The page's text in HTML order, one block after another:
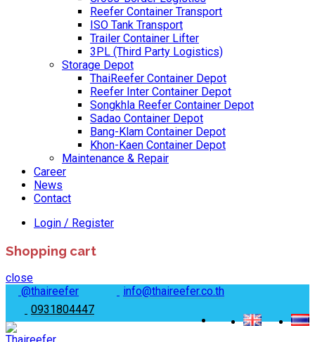
Reefer Container Transport
ISO Tank Transport
Trailer Container Lifter
3PL (Third Party Logistics)
Storage Depot
ThaiReefer Container Depot
Reefer Inter Container Depot
Songkhla Reefer Container Depot
Sadao Container Depot
Bang-Klam Container Depot
Khon-Kaen Container Depot
Maintenance & Repair
Career
News
Contact
Login / Register
Shopping cart
close
@thaireefer
info@thaireefer.co.th
0931804447